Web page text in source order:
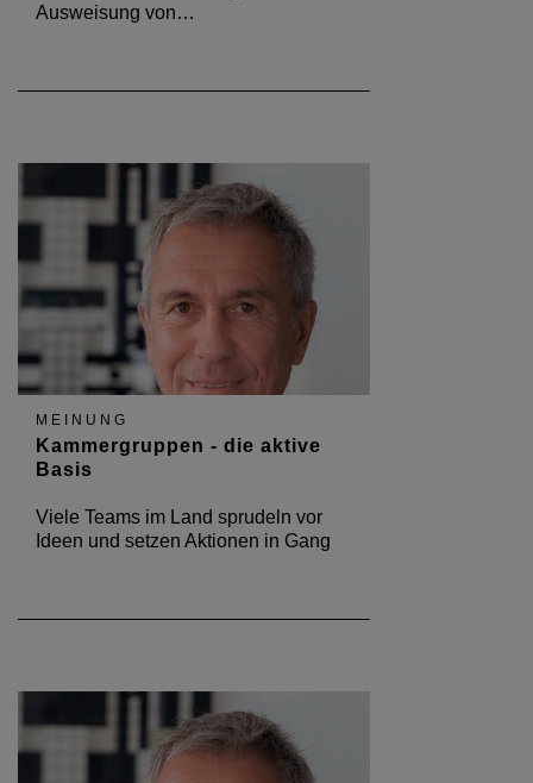
Ausweisung von…
MEINUNG
Kammergruppen - die aktive
Basis
Viele Teams im Land sprudeln vor
Ideen und setzen Aktionen in Gang